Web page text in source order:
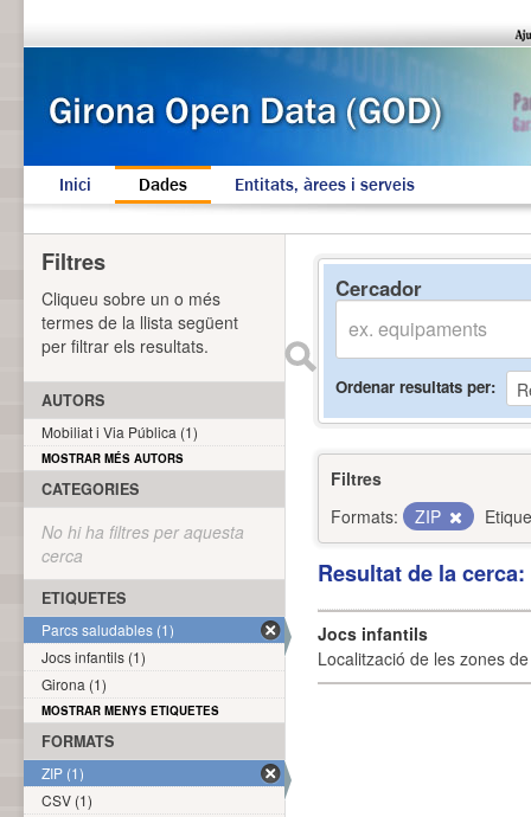
Inici Dades Entitats, àrees i serveis
Cercador
Ordenar resultats per
Filtres
Formats:
ZIP
Resultat de la
Jocs infantils
Localització de les zones
Filtres
Cliqueu sobre un o més
termes de la llista següent
per filtrar els resultats.
AUTORS
Mobiliat i Via Pública (1)
MOSTRAR MÉS AUTORS
CATEGORIES
No hi ha filtres per aquesta
cerca
ETIQUETES
Parcs saludables (1)
Jocs infantils (1)
Girona (1)
MOSTRAR MENYS ETIQUETES
FORMATS
ZIP (1)
CSV (1)